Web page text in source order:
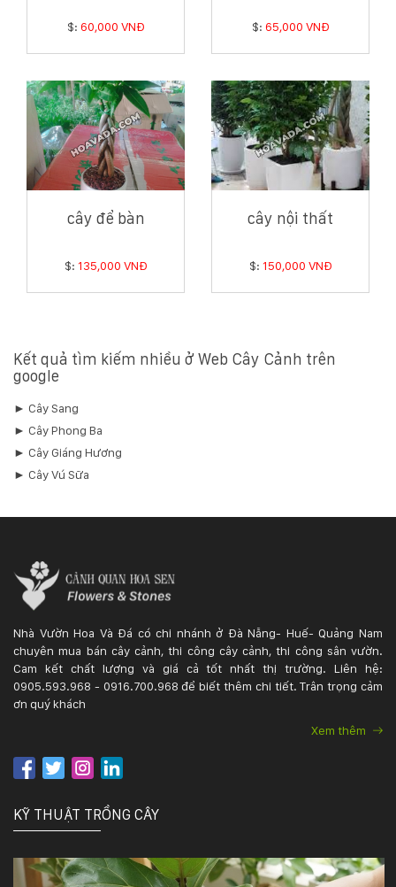
$: 60,000 VNĐ $: 65,000 VNĐ
cây để bàn
$: 135,000 VNĐ
cây nội thất
$: 150,000 VNĐ
Kết quả tìm kiếm nhiều ở Web Cây Cảnh trên
google
► Cây Sang
► Cây Phong Ba
► Cây Giáng Hương
► Cây Vú Sữa
Nhà Vườn Hoa Và Đá có chi nhánh ở Đà Nẵng- Huế- Quảng Nam
chuyên mua bán cây cảnh, thi công cây cảnh, thi công sân vườn.
Cam kết chất lượng và giá cả tốt nhất thị trường. Liên hệ:
0905.593.968 - 0916.700.968 để biết thêm chi tiết. Trân trọng cảm
ơn quý khách
Xem thêm
KỸ THUẬT TRỒNG CÂY